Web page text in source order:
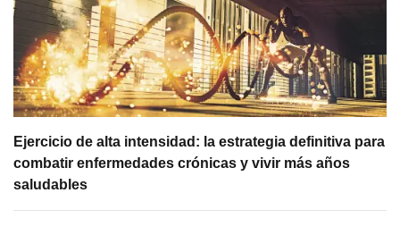
Ejercicio de alta intensidad: la estrategia definitiva para
combatir enfermedades crónicas y vivir más años
saludables